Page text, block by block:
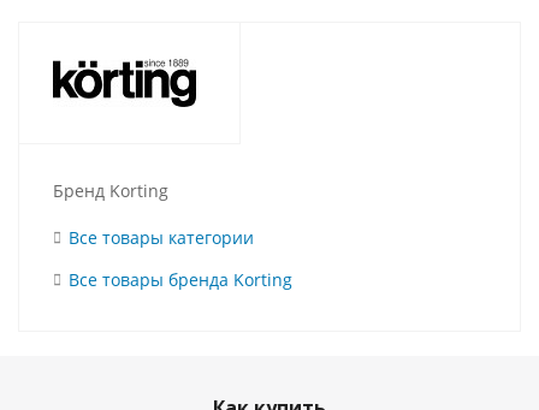
Бренд Korting
Все товары категории
Все товары бренда Korting